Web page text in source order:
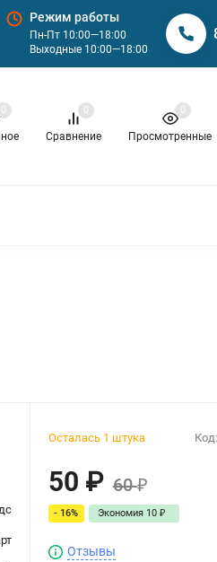
Режим работы
Пн-Пт 10:00—18:00
Выходные 10:00—18:00
0
Сравнение
0
Просмотренные
0
Осталась 1 штука Код:
50 ₽ 60₽
- 16% Экономия 10 ₽
Отзывы